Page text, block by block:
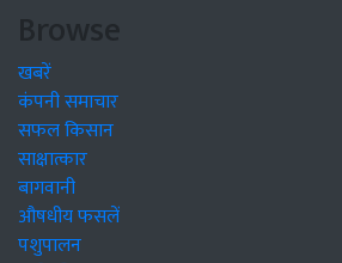
Browse
खबरें
कंपनी समाचार
सफल किसान
साक्षात्कार
बागवानी
औषधीय फसलें
पशुपालन